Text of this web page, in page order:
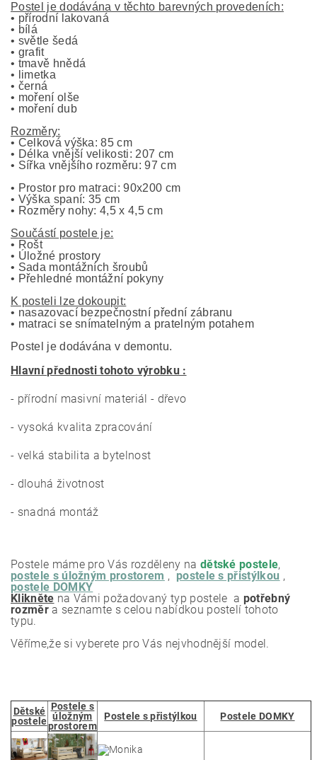
Postel je dodávána v těchto barevných provedeních:
• přírodní lakovaná
• bílá
• světle šedá
• grafit
• tmavě hnědá
• limetka
• černá
• moření olše
• moření dub
Rozměry:
• Celková výška: 85 cm
• Délka vnější velikosti: 207 cm
• Šířka vnějšího rozměru: 97 cm
• Prostor pro matraci: 90x200 cm
• Výška spaní: 35 cm
• Rozměry nohy: 4,5 x 4,5 cm
Součástí postele je:
• Rošt
• Úložné prostory
• Sada montážních šroubů
• Přehledné montážní pokyny
K posteli lze dokoupit:
• nasazovací bezpečnostní přední zábranu
• matraci se snímatelným a pratelným potahem
Postel je dodávána v demontu.
Hlavní přednosti tohoto výrobku :
- přírodní masivní materiál - dřevo
- vysoká kvalita zpracování
- velká stabilita a bytelnost
- dlouhá životnost
- snadná montáž
Postele máme pro Vás rozděleny na dětské postele,
postele s úložným prostorem , postele s přistýlkou ,
postele DOMKY
Klikněte na Vámi požadovaný typ postele a potřebný
rozměra seznamte s celou nabídkou postelí tohoto
typu.
Věříme,že si vyberete pro Vás nejvhodnější model.
Dětské
postele
Postele s
úložným
prostorem
Postele s přistýlkou Postele DOMKY